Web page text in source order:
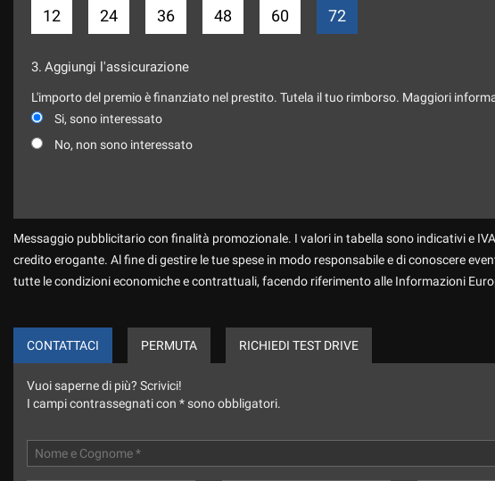
12 24 36 48 60 72
3. Aggiungi l'assicurazione
L'importo del premio è finanziato nel prestito. Tutela il tuo rimborso. Maggiori
Si, sono interessato
No, non sono interessato
Messaggio pubblicitario con finalità promozionale. I valori in tabella sono indicativi e
credito erogante. Al fine di gestire le tue spese in modo responsabile e di conoscere
tutte le condizioni economiche e contrattuali, facendo riferimento alle Informazioni
CONTATTACI PERMUTA RICHIEDI TEST DRIVE
Vuoi saperne di più? Scrivici!
I campi contrassegnati con * sono obbligatori.